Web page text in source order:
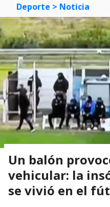
Deporte > Noticia
Un balón
vehicular: la
se vivió en el